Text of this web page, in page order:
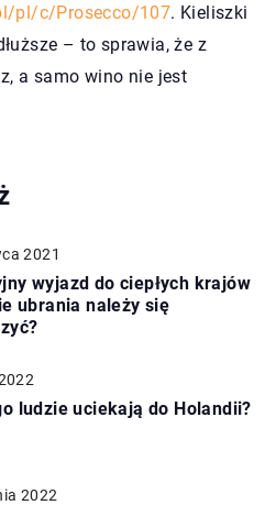
pl/c/Prosecco/107. Kieliszki
– to sprawia, że z
a samo wino nie jest
2021
wyjazd do ciepłych krajów
ubrania należy się
ludzie uciekają do Holandii?
2022